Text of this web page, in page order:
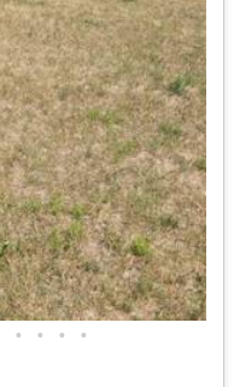
• • • •